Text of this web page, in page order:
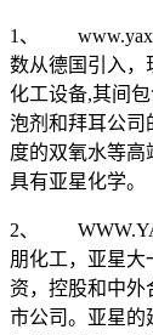
1、
数从德国引入，
化工设备,其间
泡剂和拜耳公司
度的双氧水等高
具有亚星化学。
2、
朋化工，亚星大
资，控股和中
市公司。亚星的